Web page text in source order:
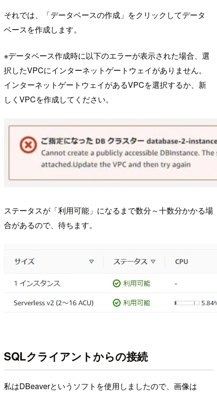
それでは、「データベースの作成」をクリックしてデータ
ベースを作成します。
※データベース作成時に以下のエラーが表示された場合、選
択したVPCにインターネットゲートウェイがありません。
インターネットゲートウェイがあるVPCを選択するか、新
しくVPCを作成してください。
ステータスが「利用可能」になるまで数分～十数分かかる場
合があるので、待ちます。
SQLクライアントからの接続
私はDBeaverというソフトを使用しましたので、画像は